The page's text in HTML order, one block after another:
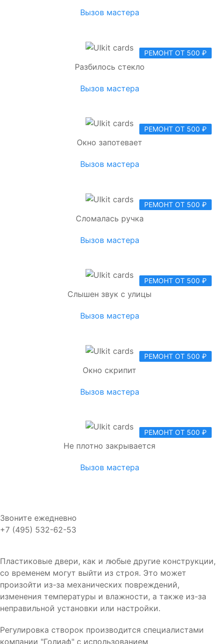
Вызов мастера
РЕМОНТ ОТ 500 ₽
Разбилось стекло
Вызов мастера
РЕМОНТ ОТ 500 ₽
Окно запотевает
Вызов мастера
РЕМОНТ ОТ 500 ₽
Сломалась ручка
Вызов мастера
РЕМОНТ ОТ 500 ₽
Слышен звук с улицы
Вызов мастера
РЕМОНТ ОТ 500 ₽
Окно скрипит
Вызов мастера
РЕМОНТ ОТ 500 ₽
Не плотно закрывается
Вызов мастера
Звоните ежедневно
+7 (495) 532-62-53
Пластиковые двери, как и любые другие конструкции,
со временем могут выйти из строя. Это может
произойти из-за механических повреждений,
изменения температуры и влажности, а также из-за
неправильной установки или настройки.
Регулировка створок производится специалистами
компании "Голиаф" с использованием